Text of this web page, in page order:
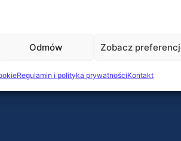
Odmów Zobacz
Regulamin i polityka prywatnościKontakt